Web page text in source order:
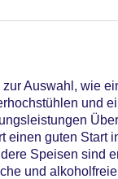
am
Auswahl, wie
und
guten Start
Speisen sind
und